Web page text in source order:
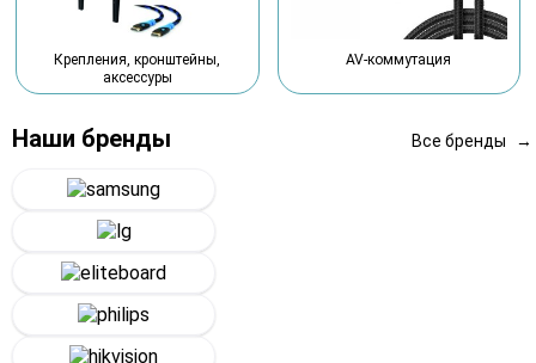
Крепления, кронштейны,
аксессуры
AV-коммутация
Наши бренды Все бренды